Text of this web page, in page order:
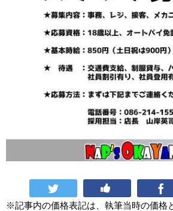
※記事内の価格表記は、執筆当時の価格